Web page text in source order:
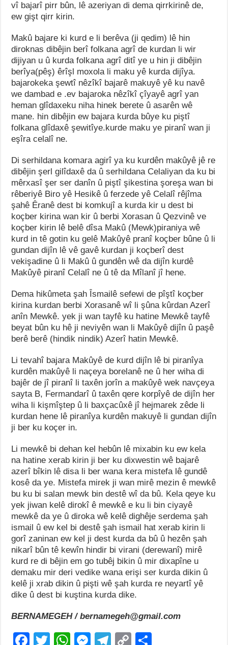
vî bajarî pirr bûn, lê azeriyan di dema qirrkirinê de,
ew gişt qirr kirin.
Makû bajare ki kurd e li berêva (ji qedim) lê hin
diroknas dibêjin berî folkana agrî de kurdan li wir
dijiyan u û kurda folkana agrî ditî ye u hin ji dibêjin
berîya(pêş) êrîşl moxola li maku yê kurda dijîya.
bajarokeka şewtî nêzîkî bajarê makuyê yê ku navê
we dambad e .ev bajaroka nêzîkî çîyayê agrî yan
heman glîdaxeku niha hinek berete û asarên wê
mane. hin dibêjin ew bajara kurda bûye ku piştî
folkana glîdaxê şewitîye.kurde maku ye piranî wan ji
eşîra celalî ne.
Di serhildana komara agirî ya ku kurdên makûyê jê re
dibêjin şerl gilîdaxê da û serhildana Celaliyan da ku bi
mêrxasî şer ser danîn û piştî şikestina şoreşa wan bi
rêberiyê Biro yê Hesikê û ferzede yê Celalî rêjîma
şahê Êranê dest bi komkujî a kurda kir u dest bi
koçber kirina wan kir û berbi Xorasan û Qezvinê ve
koçber kirin lê belê dîsa Makû (Mewk)piraniya wê
kurd in tê gotin ku gelê Makûyê pranî koçber bûne û li
gundan dijîn lê vê gavê kurdan ji koçberî dest
vekişadine û li Makû û gundên wê da dijîn kurdê
Makûyê piranî Celalî ne û tê da Mîlanî jî hene.
Dema hikûmeta şah Îsmailê sefewi de pîştî koçber
kirina kurdan berbi Xorasanê wî li şûna kûrdan Azerî
anîn Mewkê. yek ji wan tayfê ku hatine Mewkê tayfê
beyat bûn ku hê ji neviyên wan li Makûyê dijîn û paşê
berê berê (hindik nindik) Azerî hatin Mewkê.
Li tevahî bajara Makûyê de kurd dijîn lê bi piranîya
kurdên makûyê li naçeya borelanê ne û her wiha di
bajêr de jî piranî li taxên jorîn a makûyê wek navçeya
sayta B, Fermandarî û taxên qere korpîyê de dijîn her
wiha li kişmîştep û li baxçacûxê jî hejmarek zêde li
kurdan hene lê piranîya kurdên makuyê li gundan dijîn
ji ber ku koçer in.
Li mewkê bi dehan kel hebûn lê mixabin ku ew kela
na hatine xerab kirin ji ber ku dixwestin wê bajarê
azerî bîkin lê disa li ber wana kera mistefa lê gundê
kosê da ye. Mistefa mirek ji wan mirê mezin ê mewkê
bu ku bi salan mewk bin destê wî da bû. Kela qeye ku
yek jiwan kelê dirokî ê mewkê e ku li bin ciyayê
mewkê da ye û diroka wê kelê dighêje serdema şah
ismail û ew kel bi destê şah ismail hat xerab kirin li
gorî zaninan ew kel ji dest kurda da bû û hezên şah
nikarî bûn tê kewîn hindir bi virani (derewanî) mirê
kurd re di bêjin em go tubêj bikin û mir dixapîne u
demaku mir deri vedike wana erişi ser kurda dikin û
kelê ji xrab dikin û pişti wê şah kurda re neyartî yê
dike û dest bi kuştina kurda dike.
BERNAMEGEH / bernamegeh@gmail.com
F
T
W
M
T
C